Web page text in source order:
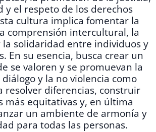
y el respeto de los derechos
cultura implica fomentar la
comprensión intercultural, la
la solidaridad entre individuos y
En su esencia, busca crear un
se valoren y se promuevan la
y la no violencia como
resolver diferencias, construir
más equitativas y, en última
un ambiente de armonía y
para todas las personas.